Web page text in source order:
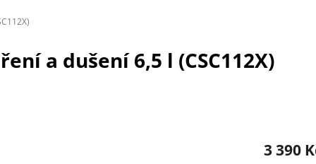
a dušení 6,5 l (CSC112X)
3 390